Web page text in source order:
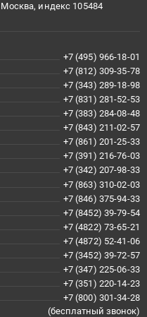
Москва, индекс 105484
+7 (495) 966-18-01
+7 (812) 309-35-78
+7 (343) 289-18-98
+7 (831) 281-52-53
+7 (383) 284-08-48
+7 (843) 211-02-57
+7 (861) 201-25-33
+7 (391) 216-76-03
+7 (342) 207-98-33
+7 (863) 310-02-03
+7 (846) 375-94-33
+7 (8452) 39-79-54
+7 (4822) 73-65-21
+7 (4872) 52-41-06
+7 (3452) 39-72-57
+7 (347) 225-06-33
+7 (351) 220-14-23
+7 (800) 301-34-28
(бесплатный звонок)